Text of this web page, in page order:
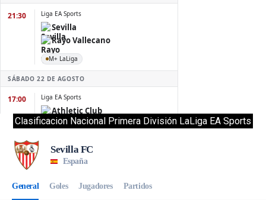
Clasificacion Nacional Primera División LaLiga EA Sports